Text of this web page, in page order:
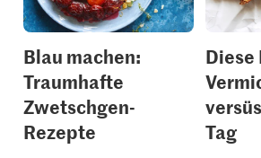
Blau machen:
Traumhafte
Zwetschgen-
Rezepte
Diese
Tag